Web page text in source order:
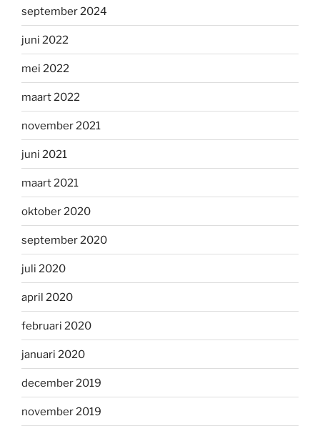
september 2024
juni 2022
mei 2022
maart 2022
november 2021
juni 2021
maart 2021
oktober 2020
september 2020
juli 2020
april 2020
februari 2020
januari 2020
december 2019
november 2019